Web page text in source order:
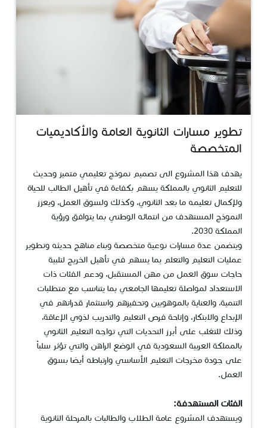
​تطوير مسارات الثانوية العامة والأكاديميات
المتخصصة
يهدف هذا المشروع الى تصميم نموذج تعليمي متميز وحديث
للتعليم الثانوي بالمملكة يسهم بكفاءة في تأهيل الطالب للحياة
ولإكمال تعليمه ما بعد الثانوي، وكذلك ولسوق العمل، ويعزز
النموذج المستهدف من انتمائه الوطني بما يتوافق ورؤية
المملكة 2030.
ويتضمن عدة مسارات نوعية متخصصة وبناء مناهج حديثه وتطوير
عمليات التعليم والتعلم بما يسهم في تأهيل الخريج لتلبية
حاجات سوق العمل من مهن المستقبل، ودعم الفئات ذات
الاستعداد لمواصلة تعليمها الجامعي بما يتناسب مع متطلبات
التنمية، والعناية بالموهوبين وتحفيزهم واستثمار قدراتهم في
الإبداع والابتكار، وإتاحة فرص التعليم والتدريب لذوي الإعاقة،
وذلك للتغلب على أبرز التحديات التي تواجه التعليم الثانوي
بالمملكة العربية السعودية في الوضع الراهن والتي تؤثر سلباً
على جودة مخرجات التعليم الأساسي وارتباطه أيضا بسوق
العمل.
الفئات المستهدفة:
ويستهدف المشروع عامة الطلاب والطالبات بالمرحلة الثانوية